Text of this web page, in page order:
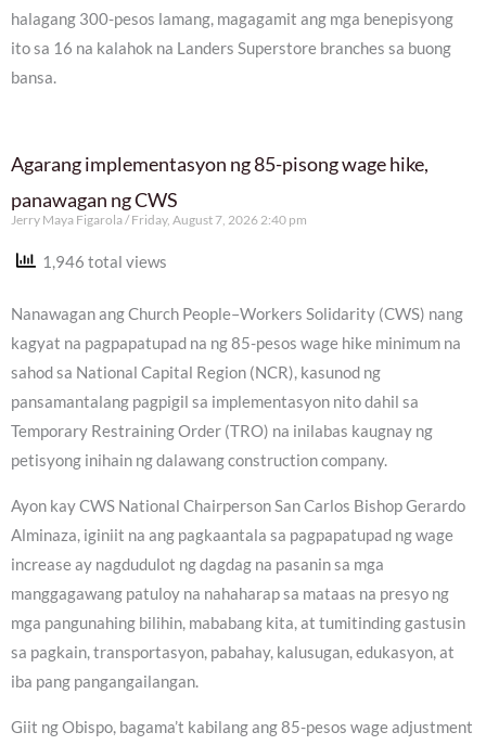
halagang 300-pesos lamang, magagamit ang mga benepisyong
ito sa 16 na kalahok na Landers Superstore branches sa buong
bansa.
Agarang implementasyon ng 85-pisong wage hike,
panawagan ng CWS
Jerry Maya Figarola Friday, August 7, 2026 2:40 pm
1,946 total views
Nanawagan ang Church People–Workers Solidarity (CWS) nang
kagyat na pagpapatupad na ng 85-pesos wage hike minimum na
sahod sa National Capital Region (NCR), kasunod ng
pansamantalang pagpigil sa implementasyon nito dahil sa
Temporary Restraining Order (TRO) na inilabas kaugnay ng
petisyong inihain ng dalawang construction company.
Ayon kay CWS National Chairperson San Carlos Bishop Gerardo
Alminaza, iginiit na ang pagkaantala sa pagpapatupad ng wage
increase ay nagdudulot ng dagdag na pasanin sa mga
manggagawang patuloy na nahaharap sa mataas na presyo ng
mga pangunahing bilihin, mababang kita, at tumitinding gastusin
sa pagkain, transportasyon, pabahay, kalusugan, edukasyon, at
iba pang pangangailangan.
Giit ng Obispo, bagama’t kabilang ang 85-pesos wage adjustment